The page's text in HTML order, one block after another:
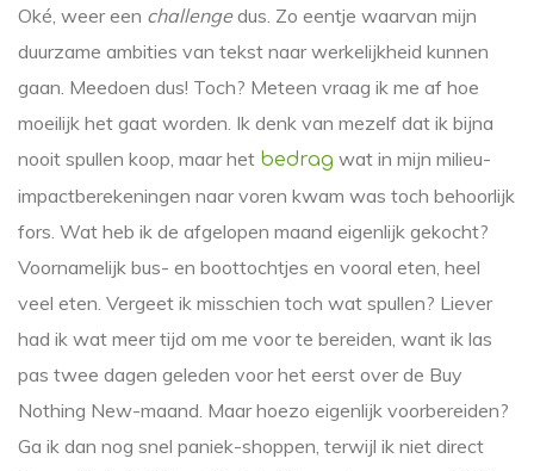
Oké, weer een challengedus. Zo eentje waarvan mijn
duurzame ambities van tekst naar werkelijkheid kunnen
gaan. Meedoen dus! Toch? Meteen vraag ik me af hoe
moeilijk het gaat worden. Ik denk van mezelf dat ik bijna
nooit spullen koop, maar het bedrag wat in mijn milieu-
impactberekeningen naar voren kwam was toch behoorlijk
fors. Wat heb ik de afgelopen maand eigenlijk gekocht?
Voornamelijk bus- en boottochtjes en vooral eten, heel
veel eten. Vergeet ik misschien toch wat spullen? Liever
had ik wat meer tijd om me voor te bereiden, want ik las
pas twee dagen geleden voor het eerst over de Buy
Nothing New-maand. Maar hoezo eigenlijk voorbereiden?
Ga ik dan nog snel paniek-shoppen, terwijl ik niet direct